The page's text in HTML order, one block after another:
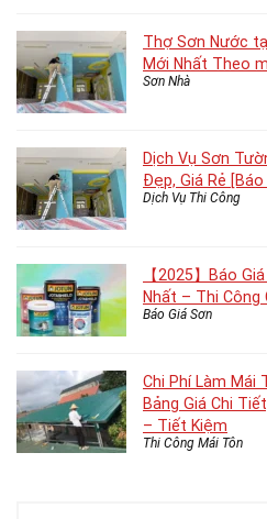
Thợ Sơn Nước
Mới Nhất Theo
Sơn Nhà
Dịch Vụ Sơn
Đẹp, Giá Rẻ [Báo
Dịch Vụ Thi Công
【2025】Báo
Nhất – Thi Công
Báo Giá Sơn
Chi Phí Làm Mái
Bảng Giá Chi
– Tiết Kiệm
Thi Công Mái Tôn